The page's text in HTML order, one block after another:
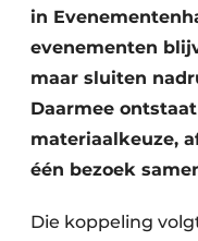
in
evenementen
maar sluiten
Daarmee
materiaalkeuze,
één bezoek
Die koppeling